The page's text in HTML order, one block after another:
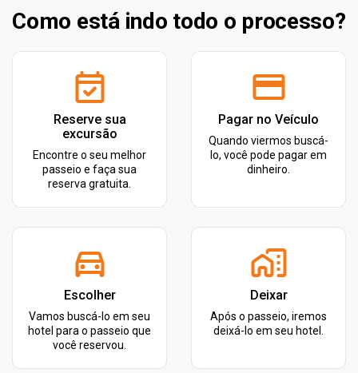
Como está indo todo o processo?
Reserve sua
excursão
Encontre o seu melhor
passeio e faça sua
reserva gratuita.
Pagar no Veículo
Quando viermos buscá-
lo, você pode pagar em
dinheiro.
Escolher
Vamos buscá-lo em seu
hotel para o passeio que
você reservou.
Deixar
Após o passeio, iremos
deixá-lo em seu hotel.